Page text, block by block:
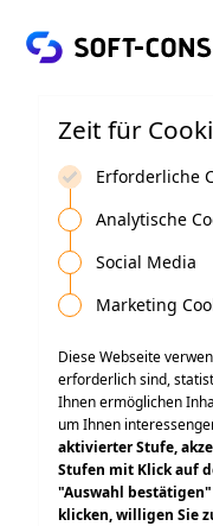
Zeit für
Erforderliche
Analytische
Social Media
Marketing
Diese Webseite
erforderlich sind,
Ihnen ermöglichen
um Ihnen
aktivierter Stufe,
Stufen mit Klick auf
"Auswahl
klicken, willigen Sie